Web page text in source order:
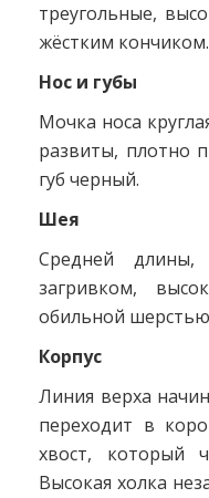
треугольные,
жёстким кончиком.
Нос и губы
Мочка носа
развиты, плотно
губ черный.
Шея
Средней длины,
загривком,
обильной
Корпус
Линия верха
переходит в
хвост, который
Высокая холка